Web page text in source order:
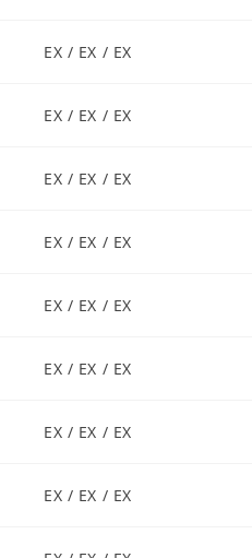
EX / EX / EX
EX / EX / EX
EX / EX / EX
EX / EX / EX
EX / EX / EX
EX / EX / EX
EX / EX / EX
EX / EX / EX